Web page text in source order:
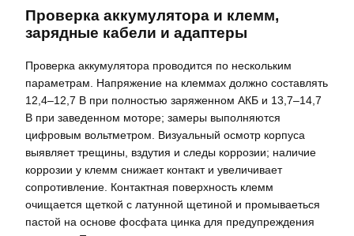
Проверка аккумулятора и клемм,
зарядные кабели и адаптеры
Проверка аккумулятора проводится по нескольким
параметрам. Напряжение на клеммах должно составлять
12,4–12,7 В при полностью заряженном АКБ и 13,7–14,7
В при заведенном моторе; замеры выполняются
цифровым вольтметром. Визуальный осмотр корпуса
выявляет трещины, вздутия и следы коррозии; наличие
коррозии у клемм снижает контакт и увеличивает
сопротивление. Контактная поверхность клемм
очищается щеткой с латунной щетиной и промываеться
пастой на основе фосфата цинка для предупреждения